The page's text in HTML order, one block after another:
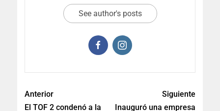
See author's posts
Anterior
El TOF 2 condenó a la
Siguiente
Inauguró una empresa